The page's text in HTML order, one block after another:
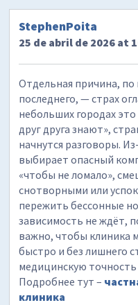
StephenPoita
25 de abril de 2026 at
Отдельная причина,
последнего, — страх
небольших городах это
друг друга знают»,
начнутся разговоры.
выбирает опасный
«чтобы не ломало»,
снотворными или
пережить бессонные
зависимость не ждёт,
важно, чтобы клиника
быстро и без лишнего
медицинскую точность
Подробнее тут –
клиника